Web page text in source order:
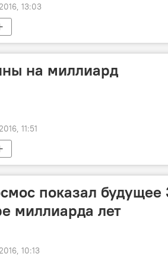
13:03
на миллиард
11:51
показал
миллиарда лет
10:13